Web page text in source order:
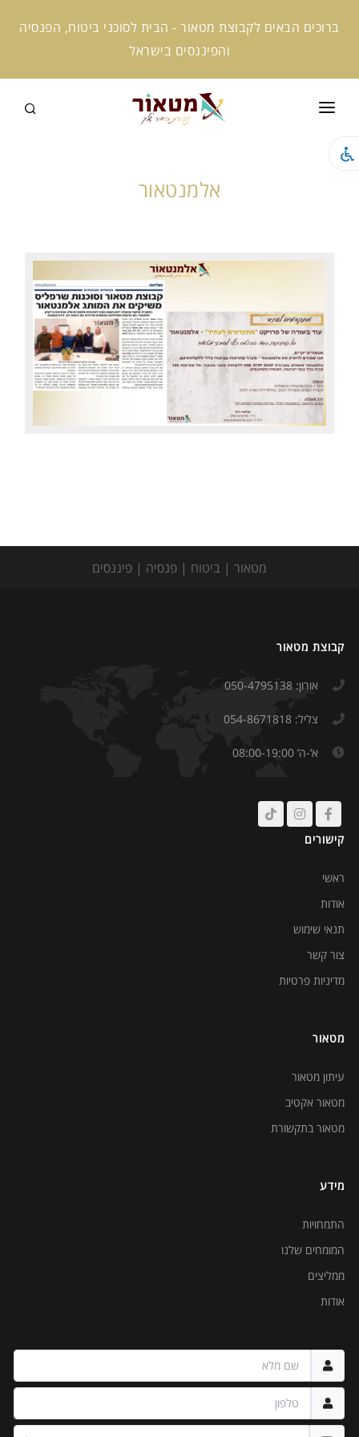
ברוכים הבאים לקבוצת מטאור - הבית לסוכני ביטוח, הפנסיה
והפיננסים בישראל
מטאור ניוז
מטאור AI
התמחויות
מחשבונים
אלמנטאור
מטאור | ביטוח | פנסיה | פיננסים
קבוצת מטאור
אורון: 050-4795138
צליל: 054-8671818
א’-ה’ 08:00-19:00
קישורים
ראשי
אודות
תנאי שימוש
צור קשר
מדיניות פרטיות
מטאור
עיתון מטאור
מטאור אקטיב
מטאור בתקשורת
מידע
התמחויות
המומחים שלנו
ממליצים
אודות